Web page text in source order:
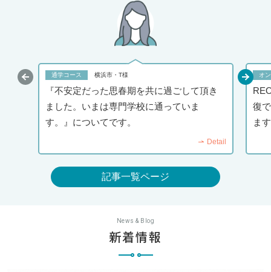
通学コース 横浜市・T様
『不安定だった思春期を共に過ごして頂き
ました。いまは専門学校に通っていま
す。』についてです。
Detail
オ
復
ま
記事一覧ページ
News & Blog
新着情報